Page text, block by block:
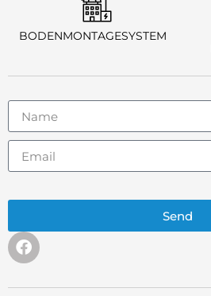
BODENMONTAGESYSTEM
Send